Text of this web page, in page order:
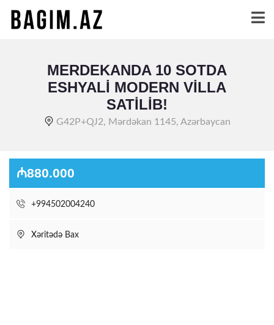
MERDEKANDA 10 SOTDA
ESHYALI MODERN VILLA
SATILIB!
G42P+QJ2, Mərdəkan 1145, Azərbaycan
₼880.000
+994502004240
Xəritədə Bax